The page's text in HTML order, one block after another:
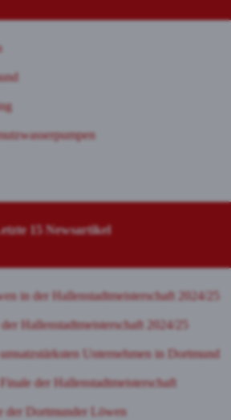
15 Newsartikel
in der Hallenstadtmeisterschaft 2024/25
Hallenstadtmeisterschaft 2024/25
Unternehmen in Dortmund
der Hallenstadtmeisterschaft
der Dortmunder Löwen